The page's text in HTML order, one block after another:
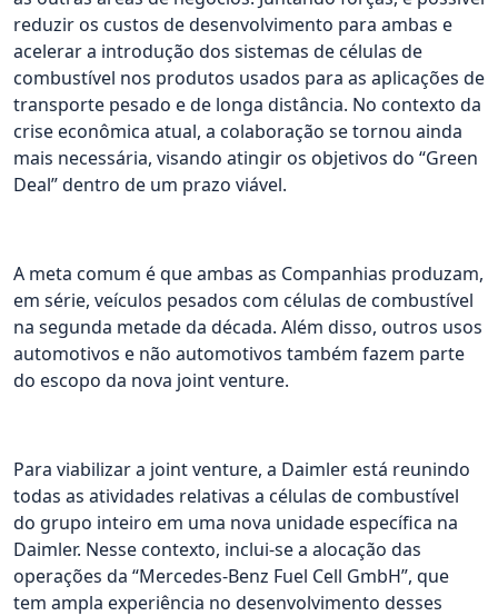
reduzir os custos de desenvolvimento para ambas e
acelerar a introdução dos sistemas de células de
combustível nos produtos usados para as aplicações de
transporte pesado e de longa distância. No contexto da
crise econômica atual, a colaboração se tornou ainda
mais necessária, visando atingir os objetivos do “Green
Deal” dentro de um prazo viável.
A meta comum é que ambas as Companhias produzam,
em série, veículos pesados com células de combustível
na segunda metade da década. Além disso, outros usos
automotivos e não automotivos também fazem parte
do escopo da nova joint venture.
Para viabilizar a joint venture, a Daimler está reunindo
todas as atividades relativas a células de combustível
do grupo inteiro em uma nova unidade específica na
Daimler. Nesse contexto, inclui-se a alocação das
operações da “Mercedes-Benz Fuel Cell GmbH”, que
tem ampla experiência no desenvolvimento desses